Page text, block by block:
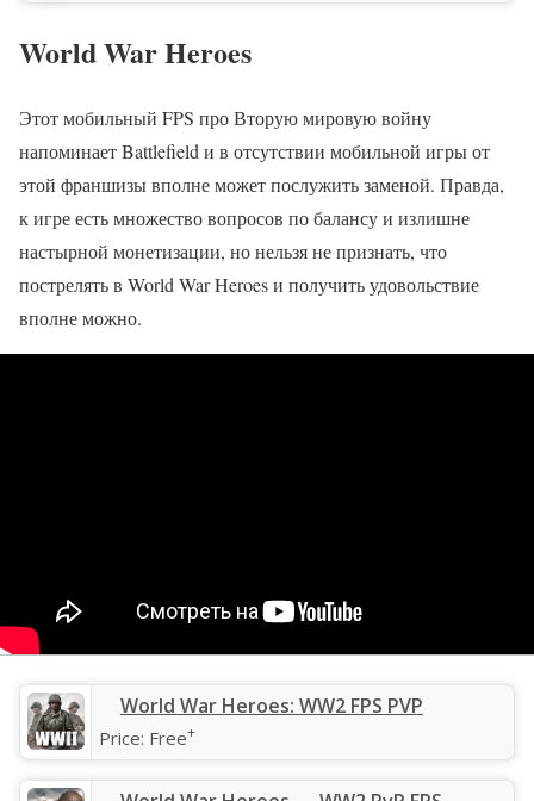
World War Heroes
Этот мобильный FPS про Вторую мировую войну
напоминает Battlefield и в отсутствии мобильной игры от
этой франшизы вполне может послужить заменой. Правда,
к игре есть множество вопросов по балансу и излишне
настырной монетизации, но нельзя не признать, что
пострелять в World War Heroes и получить удовольствие
вполне можно.
‎World War Heroes: WW2 FPS PVP
Price: Free+